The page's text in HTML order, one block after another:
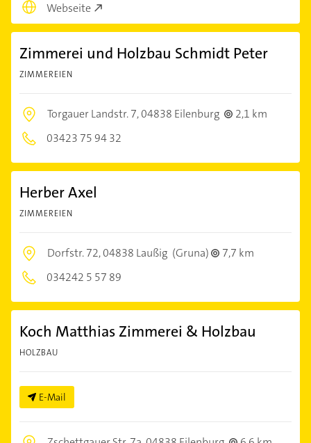
Webseite
Zimmerei und Holzbau Schmidt Peter
ZIMMEREIEN
Torgauer Landstr. 7,04838 Eilenburg
2,1 km
03423 75 94 32
Herber Axel
ZIMMEREIEN
Dorfstr. 72,04838 Laußig (Gruna)
7,7 km
034242 5 57 89
Koch Matthias Zimmerei & Holzbau
HOLZBAU
E-Mail